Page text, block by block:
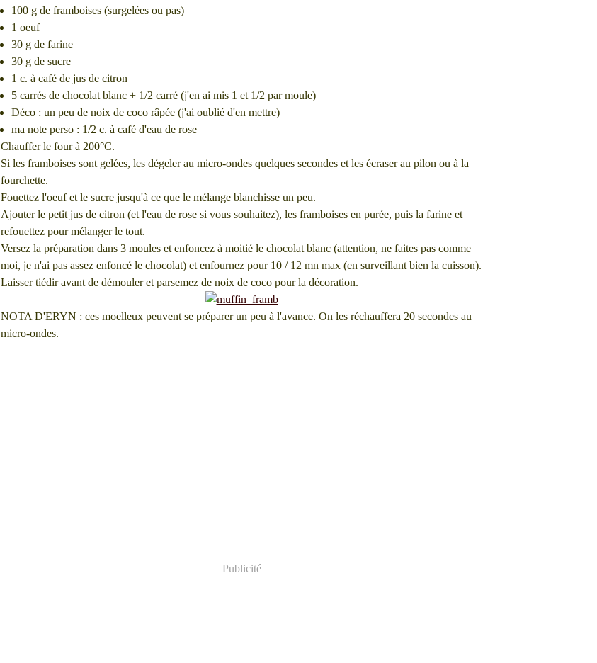
100 g de framboises (surgelées ou pas)
1 oeuf
30 g de farine
30 g de sucre
1 c. à café de jus de citron
5 carrés de chocolat blanc + 1/2 carré (j'en ai mis 1 et 1/2 par moule)
Déco : un peu de noix de coco râpée (j'ai oublié d'en mettre)
ma note perso : 1/2 c. à café d'eau de rose
Chauffer le four à 200°C.
Si les framboises sont gelées, les dégeler au micro-ondes quelques secondes et les écraser au pilon ou à la
fourchette.
Fouettez l'oeuf et le sucre jusqu'à ce que le mélange blanchisse un peu.
Ajouter le petit jus de citron (et l'eau de rose si vous souhaitez), les framboises en purée, puis la farine et
refouettez pour mélanger le tout.
Versez la préparation dans 3 moules et enfoncez à moitié le chocolat blanc (attention, ne faites pas comme
moi, je n'ai pas assez enfoncé le chocolat) et enfournez pour 10 / 12 mn max (en surveillant bien la cuisson).
Laisser tiédir avant de démouler et parsemez de noix de coco pour la décoration.
NOTA D'ERYN : ces moelleux peuvent se préparer un peu à l'avance. On les réchauffera 20 secondes au
micro-ondes.
Publicité